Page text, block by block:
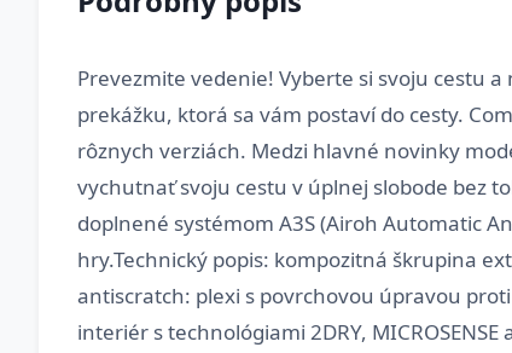
Prevezmite vedenie! Vyberte si svoju cestu a
prekážku, ktorá sa vám postaví do cesty.
rôznych verziách. Medzi hlavné novinky
vychutnať svoju cestu v úplnej slobode bez
doplnené systémom A3S (Airoh Automatic
hry.Technický popis: kompozitná škrupina
antiscratch: plexi s povrchovou úpravou
interiér s technológiami 2DRY,